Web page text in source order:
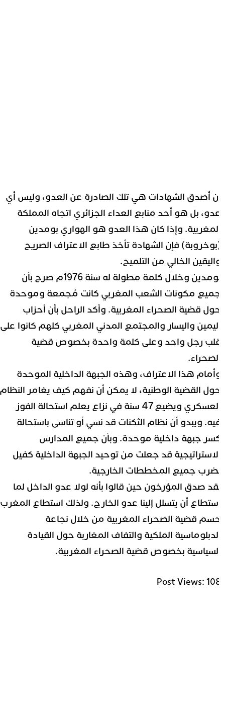
أصدق الشهادات هي تلك الصادرة عن العدو، وليس أي
بل هو أحد منابع العداء الجزائري اتجاه المملكة
وإذا كان هذا العدو هو الهواري بومدين
فإن الشهادة تأخذ طابع الاعتراف الصريح
الخالي من التلميح.
بومدين وخلال كلمة مطولة له سنة 1976م صرح بأن
مكونات الشعب المغربي كانت مُجمعة وموحدة
قضية الصحراء المغربية. وأكد الراحل بأن أحزاب
واليسار والمجتمع المدني المغربي كلهم كانوا على
رجل واحد وعلى كلمة واحدة بخصوص قضية
هذا الاعتراف، وهذه الجبهة الداخلية الموحدة
القضية الوطنية، لا يمكن أن نفهم كيف يغامر النظام
العسكري ويضيع 47 سنة في نزاع يعلم استحالة الفوز
ويبدو أن نظام الثكنات قد نسي أو تناسى باستحالة
جبهة داخلية موحدة. وبأن جميع المدارس
قد جعلت من توحيد الجبهة الداخلية كفيل
جميع المخططات الخارجية.
صدق المؤرخون حين قالوا بأنه لولا عدو الداخل لما
أن يتسلل إلينا عدو الخارج. ولذلك استطاع المغرب
قضية الصحراء المغربية من خلال نجاعة
الملكية والتفاف المغاربة حول القيادة
بخصوص قضية الصحراء المغربية.
Post Views: